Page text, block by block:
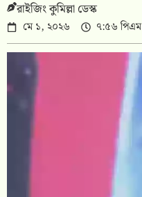
রাইজিং কুমিল্লা ডেস্ক
মে ১, ২০২৬ ৭:৫৬ পিএম